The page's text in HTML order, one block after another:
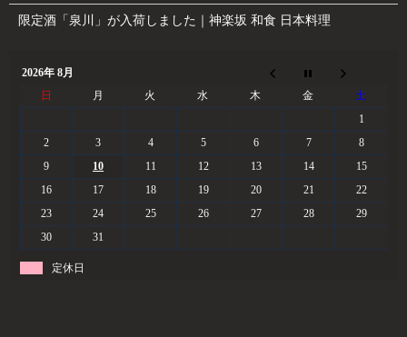
限定酒「泉川」が入荷しました｜神楽坂 和食 日本料理
2026年 8月
日
月 火 水 木 金
土
1
2
3 4 5 6 7
8
9
10 11 12 13 14
15
16
17 18 19 20 21
22
23
24 25 26 27 28
29
30
31
定休日